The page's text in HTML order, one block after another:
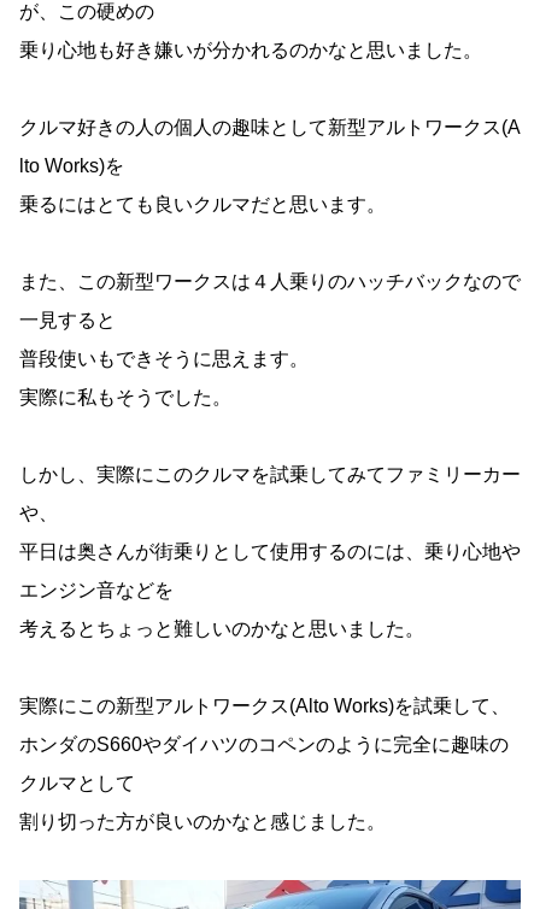
が、この硬めの
乗り心地も好き嫌いが分かれるのかなと思いました。
クルマ好きの人の個人の趣味として新型アルトワークス(A
lto Works)を
乗るにはとても良いクルマだと思います。
また、この新型ワークスは４人乗りのハッチバックなので
一見すると
普段使いもできそうに思えます。
実際に私もそうでした。
しかし、実際にこのクルマを試乗してみてファミリーカー
や、
平日は奥さんが街乗りとして使用するのには、乗り心地や
エンジン音などを
考えるとちょっと難しいのかなと思いました。
実際にこの新型アルトワークス(Alto Works)を試乗して、
ホンダのS660やダイハツのコペンのように完全に趣味の
クルマとして
割り切った方が良いのかなと感じました。